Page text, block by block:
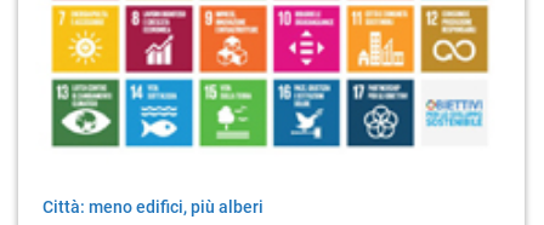
Città: meno edifici, più alberi